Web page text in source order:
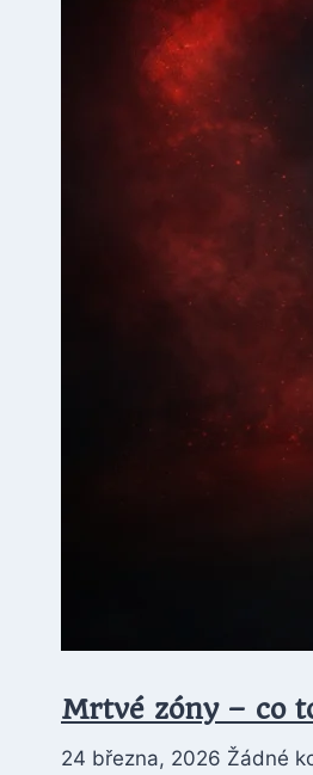
Mrtvé zóny – co
24 března, 2026 Žádné